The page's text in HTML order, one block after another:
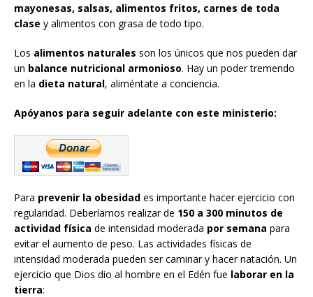
mayonesas, salsas, alimentos fritos, carnes de toda
clase y alimentos con grasa de todo tipo.
Los alimentos naturales son los únicos que nos pueden dar
un balance nutricional armonioso. Hay un poder tremendo
en la dieta natural, aliméntate a conciencia.
Apóyanos para seguir adelante con este ministerio:
Para prevenir la obesidad es importante hacer ejercicio con
regularidad. Deberíamos realizar de 150 a 300 minutos de
actividad física de intensidad moderada por semana para
evitar el aumento de peso. Las actividades físicas de
intensidad moderada pueden ser caminar y hacer natación. Un
ejercicio que Dios dio al hombre en el Edén fue laborar en la
tierra: